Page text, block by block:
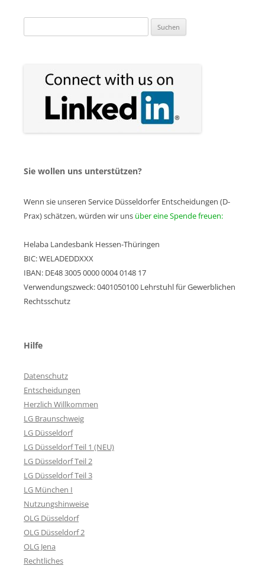
nach:
Sie wollen uns unterstützen?
Wenn sie unseren Service Düsseldorfer Entscheidungen (D-
Prax) schätzen, würden wir uns über eine Spende freuen:
Helaba Landesbank Hessen-Thüringen
BIC: WELADEDDXXX
IBAN: DE48 3005 0000 0004 0148 17
Verwendungszweck: 0401050100 Lehrstuhl für Gewerblichen
Rechtsschutz
Hilfe
Datenschutz
Entscheidungen
Herzlich Willkommen
LG Braunschweig
LG Düsseldorf
LG Düsseldorf Teil 1 (NEU)
LG Düsseldorf Teil 2
LG Düsseldorf Teil 3
LG München I
Nutzungshinweise
OLG Düsseldorf
OLG Düsseldorf 2
OLG Jena
Rechtliches